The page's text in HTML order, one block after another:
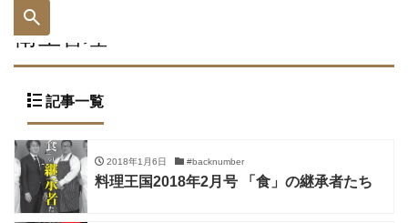
衛生管理
記事一覧
2018年1月6日 #backnumber
料理王国2018年2月号 「食」の継承者たち